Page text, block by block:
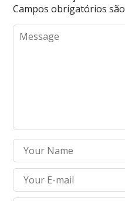
Campos obrigatórios